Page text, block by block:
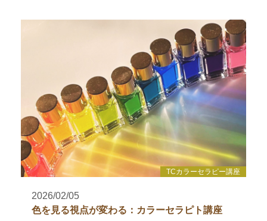
TCカラーセラピー講座
2026/02/05
色を見る視点が変わる：カラーセラピト講座